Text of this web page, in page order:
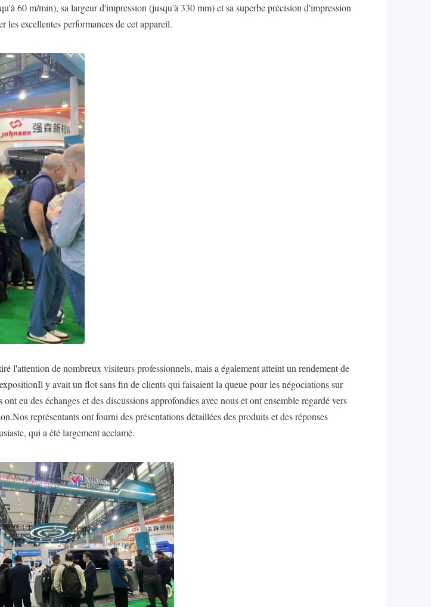
60 m/min), sa largeur d'impression (jusqu'à 330 mm) et sa superbe précision d'impression
excellentes performances de cet appareil.
de nombreux visiteurs professionnels, mais a également atteint un rendement de
y avait un flot sans fin de clients qui faisaient la queue pour les négociations sur
eu des échanges et des discussions approfondies avec nous et ont ensemble regardé vers
représentants ont fourni des présentations détaillées des produits et des réponses
qui a été largement acclamé.